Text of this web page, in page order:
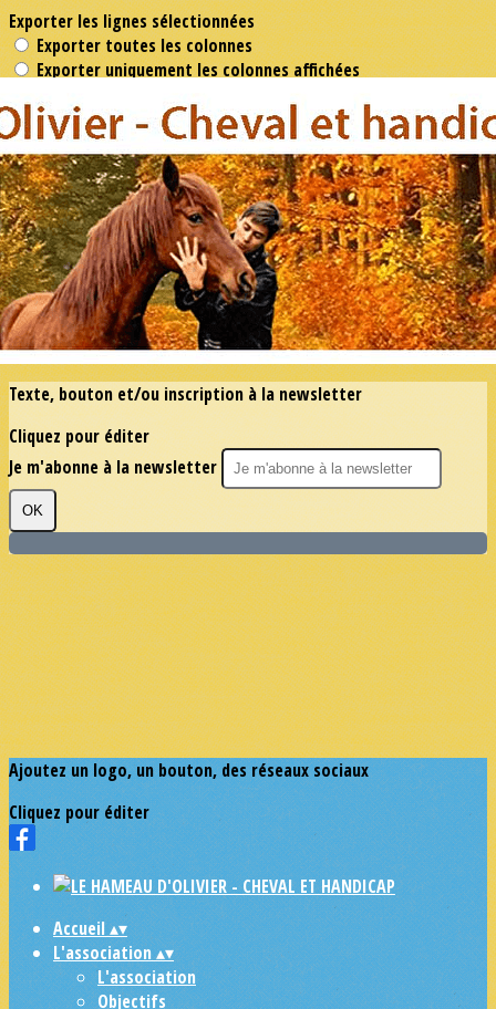
Exporter les lignes sélectionnées
Exporter toutes les colonnes
Exporter uniquement les colonnes affichées
Menu
<
>
Actualités
Actualités
?>
Images de la page d'accueil
Cliquez pour éditer
Texte, bouton et/ou inscription à la newsletter
Cliquez pour éditer
Je m'abonne à la newsletter
OK
Ajoutez un logo, un bouton, des réseaux sociaux
Cliquez pour éditer
Accueil▴▾
L'association▴▾
L'association
Objectifs